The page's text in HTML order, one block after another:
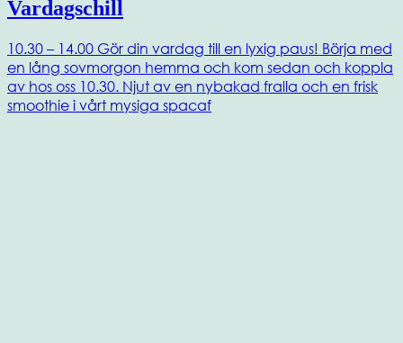
Vardagschill
10.30 – 14.00 Gör din vardag till en lyxig paus! Börja med
en lång sovmorgon hemma och kom sedan och koppla
av hos oss 10.30. Njut av en nybakad fralla och en frisk
smoothie i vårt mysiga spacaf